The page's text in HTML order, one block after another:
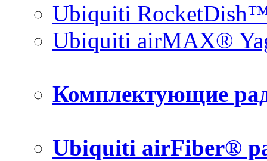
Ubiquiti
Ubiquiti airMAX®
Комплектующие
Ubiquiti airFiber®